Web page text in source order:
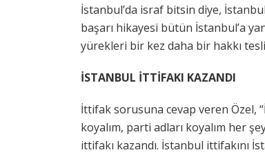
İstanbul’da israf bitsin diye,
başarı hikayesi bütün İstanbul’a
yürekleri bir kez daha bir hakkı
İSTANBUL İTTİFAKI KAZANDI
İttifak sorusuna cevap veren Özel,
koyalım, parti adları koyalım her
ittifakı kazandı. İstanbul ittifakını